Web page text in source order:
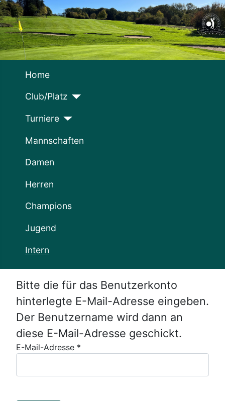
Home
Club/Platz
Turniere
Mannschaften
Damen
Herren
Champions
Jugend
Intern
Bitte die für das Benutzerkonto
hinterlegte E-Mail-Adresse eingeben.
Der Benutzername wird dann an
diese E-Mail-Adresse geschickt.
E-Mail-Adresse *